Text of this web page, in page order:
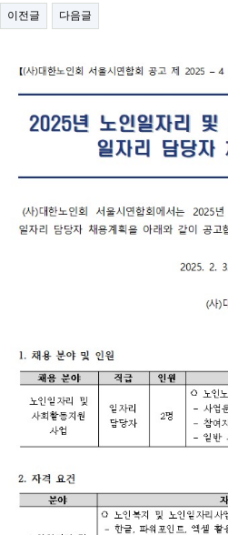
이전글 다음글